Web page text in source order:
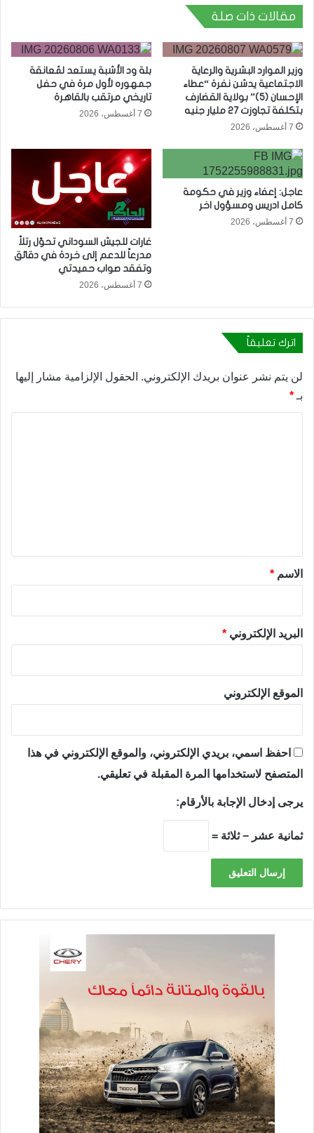
مقالات ذات صلة
وزير الموارد البشرية والرعاية
الاجتماعية يدشن نفرة “عطاء
الإحسان (5)” بولاية القضارف
بتكلفة تجاوزت 27 مليار جنيه
7 أغسطس، 2026
بلة ود الأشبة يستعد لمُعانقة
جمهوره لأول مرة في حفل
تاريخي مرتقب بالقاهرة
7 أغسطس، 2026
عاجل: إعفاء وزير في حكومة
كامل ادريس ومسؤول اخر
7 أغسطس، 2026
غارات للجيش السوداني تحوّل رتلاً
مدرعاً للدعم إلى خردة في دقائق
وتفقد صواب حميدتي
7 أغسطس، 2026
اترك تعليقاً
لن يتم نشر عنوان بريدك الإلكتروني. الحقول الإلزامية مشار إليها
بـ *
*الاسم *
البريد الإلكتروني *
الموقع الإلكتروني
احفظ اسمي، بريدي الإلكتروني، والموقع الإلكتروني في هذا
المتصفح لاستخدامها المرة المقبلة في تعليقي.
يرجى إدخال الإجابة بالأرقام:
ثمانية عشر − ثلاثة =